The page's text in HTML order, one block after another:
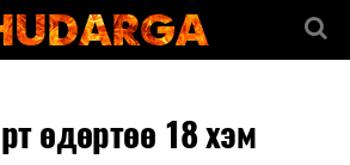
өдөртөө 18 хэм